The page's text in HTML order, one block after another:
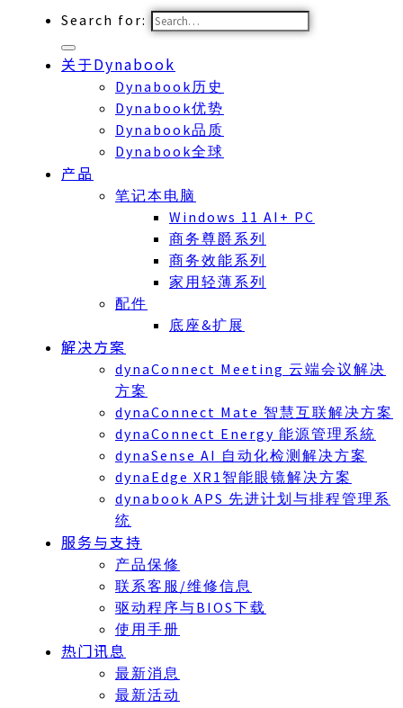
Search for:
关于Dynabook
Dynabook历史
Dynabook优势
Dynabook品质
Dynabook全球
产品
笔记本电脑
Windows 11 AI+ PC
商务尊爵系列
商务效能系列
家用轻薄系列
配件
底座&扩展
解决方案
dynaConnect Meeting 云端会议解决
方案
dynaConnect Mate 智慧互联解决方案
dynaConnect Energy 能源管理系統
dynaSense AI 自动化检测解决方案
dynaEdge XR1智能眼镜解决方案
dynabook APS 先进计划与排程管理系
统
服务与支持
产品保修
联系客服/维修信息
驱动程序与BIOS下载
使用手册
热门讯息
最新消息
最新活动